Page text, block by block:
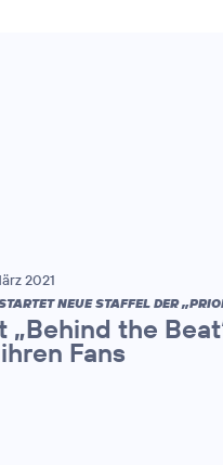
2021
NEUE STAFFEL DER
„Behind the
Fans